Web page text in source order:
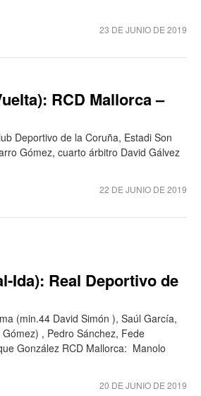
23 DE JUNIO DE 2019
RCD Mallorca –
Deportivo de la Coruña, Estadi Son
Gómez, cuarto árbitro David Gálvez
22 DE JUNIO DE 2019
Ida): Real Deportivo de
(min.44 David Simón ), Saúl García,
, Pedro Sánchez, Fede
González RCD Mallorca: Manolo
20 DE JUNIO DE 2019